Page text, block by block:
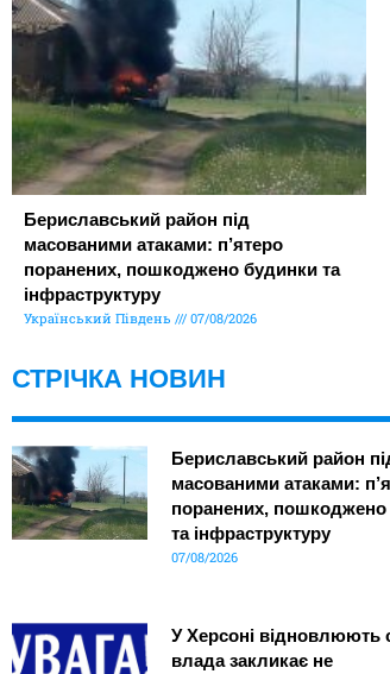
Бериславський район під
масованими атаками: п’ятеро
поранених, пошкоджено будинки та
інфраструктуру
Український Південь 07/08/2026
СТРІЧКА НОВИН
Бериславський район
масованими атаками:
поранених, пошкоджено
та інфраструктуру
07/08/2026
У Херсоні відновлюють
влада закликає не